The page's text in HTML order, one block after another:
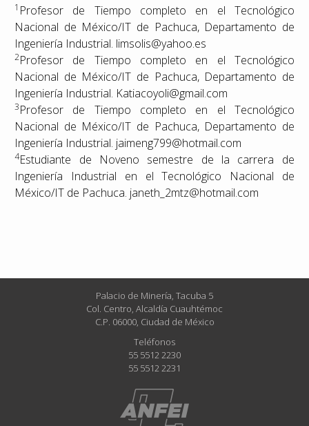
1 Profesor de Tiempo completo en el Tecnológico
Nacional de México/IT de Pachuca, Departamento de
Ingeniería Industrial. limsolis@yahoo.es
2Profesor de Tiempo completo en el Tecnológico
Nacional de México/IT de Pachuca, Departamento de
Ingeniería Industrial. Katiacoyoli@gmail.com
3Profesor de Tiempo completo en el Tecnológico
Nacional de México/IT de Pachuca, Departamento de
Ingeniería Industrial. jaimeng799@hotmail.com
4Estudiante de Noveno semestre de la carrera de
Ingeniería Industrial en el Tecnológico Nacional de
México/IT de Pachuca. janeth_2mtz@hotmail.com
Palacio de Minería, Tacuba 5
Col. Centro, Alcaldía Cuauhtémoc
C.P. 06000, Ciudad de México
Teléfonos
55 5512 2230
55 5512 2231